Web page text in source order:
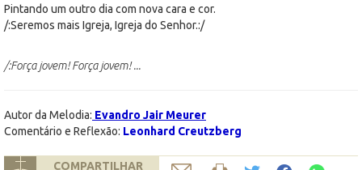
Pintando um outro dia com nova cara e cor.
/:Seremos mais Igreja, Igreja do Senhor.:/
/:Força jovem! Força jovem! ...
Autor da Melodia: Evandro Jair Meurer
Comentário e Reflexão: Leonhard Creutzberg
COMPARTILHAR